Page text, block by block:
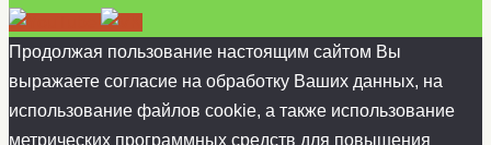
Продолжая пользование настоящим сайтом Вы
выражаете согласие на обработку Ваших данных, на
использование файлов cookie, а также использование
метрических программных средств для повышения